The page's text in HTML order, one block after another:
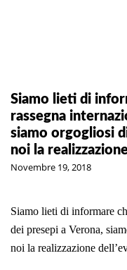
Siamo lieti di
rassegna
siamo orgogliosi
noi la
Novembre 19, 2018
Siamo lieti di informare
dei presepi a Verona,
noi la realizzazione